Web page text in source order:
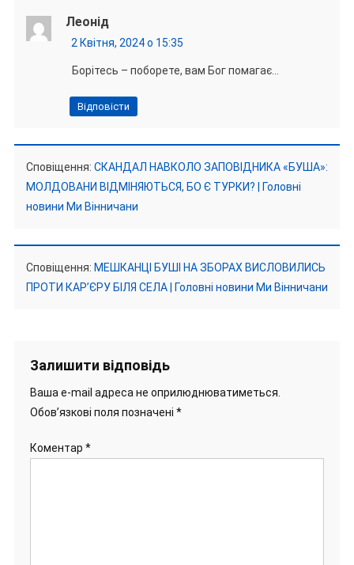
Леонід
2 Квітня, 2024 о 15:35
Борітесь – поборете, вам Бог помагає…
Відповісти
Сповіщення: СКАНДАЛ НАВКОЛО ЗАПОВІДНИКА «БУША»:
МОЛДОВАНИ ВІДМІНЯЮТЬСЯ, БО Є ТУРКИ? | Головні
новини Ми Вінничани
Сповіщення: МЕШКАНЦІ БУШІ НА ЗБОРАХ ВИСЛОВИЛИСЬ
ПРОТИ КАР’ЄРУ БІЛЯ СЕЛА | Головні новини Ми Вінничани
Залишити відповідь
Ваша e-mail адреса не оприлюднюватиметься.
Обов’язкові поля позначені *
Коментар *